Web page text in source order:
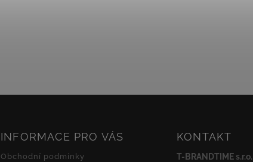
INFORMACE PRO VÁS
Obchodní podmínky
KONTAKT
T-BRANDTIME s.r.o.